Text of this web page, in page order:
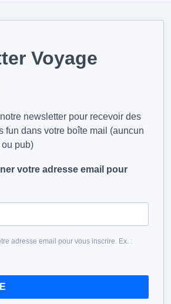
Voyage
newsletter pour recevoir des
fun dans votre boîte mail (auncun
pub)
votre adresse email pour
adresse email pour vous inscrire. Ex. :